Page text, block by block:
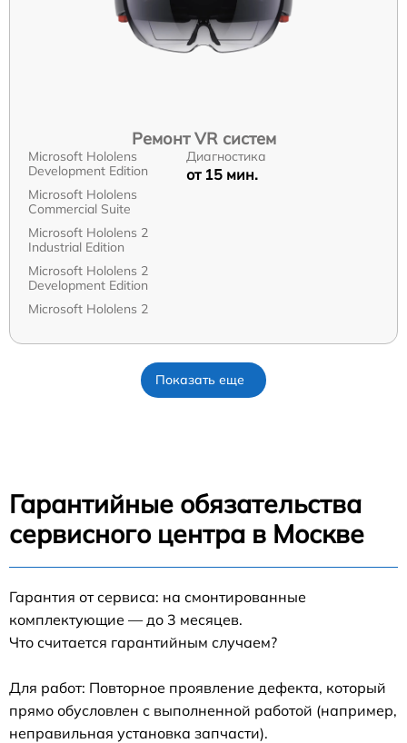
Ремонт VR систем
Microsoft Hololens
Development Edition
Microsoft Hololens
Commercial Suite
Microsoft Hololens 2
Industrial Edition
Microsoft Hololens 2
Development Edition
Microsoft Hololens 2
Диагностика
от 15 мин.
Показать еще
Гарантийные обязательства
сервисного центра в Москве
Гарантия от сервиса: на смонтированные
комплектующие — до 3 месяцев.
Что считается гарантийным случаем?
Для работ: Повторное проявление дефекта, который
прямо обусловлен с выполненной работой (например,
неправильная установка запчасти).